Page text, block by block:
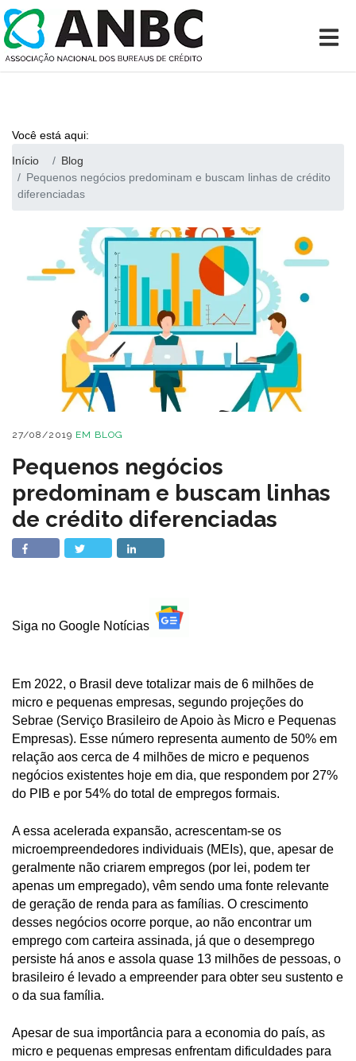
Você está aqui:
Início
Blog
Pequenos negócios predominam e buscam linhas de crédito
diferenciadas
27/08/2019 EM BLOG
Pequenos negócios
predominam e buscam linhas
de crédito diferenciadas
Siga no Google Notícias
Em 2022, o Brasil deve totalizar mais de 6 milhões de
micro e pequenas empresas, segundo projeções do
Sebrae (Serviço Brasileiro de Apoio às Micro e Pequenas
Empresas). Esse número representa aumento de 50% em
relação aos cerca de 4 milhões de micro e pequenos
negócios existentes hoje em dia, que respondem por 27%
do PIB e por 54% do total de empregos formais.
A essa acelerada expansão, acrescentam-se os
microempreendedores individuais (MEIs), que, apesar de
geralmente não criarem empregos (por lei, podem ter
apenas um empregado), vêm sendo uma fonte relevante
de geração de renda para as famílias. O crescimento
desses negócios ocorre porque, ao não encontrar um
emprego com carteira assinada, já que o desemprego
persiste há anos e assola quase 13 milhões de pessoas, o
brasileiro é levado a empreender para obter seu sustento e
o da sua família.
Apesar de sua importância para a economia do país, as
micro e pequenas empresas enfrentam dificuldades para